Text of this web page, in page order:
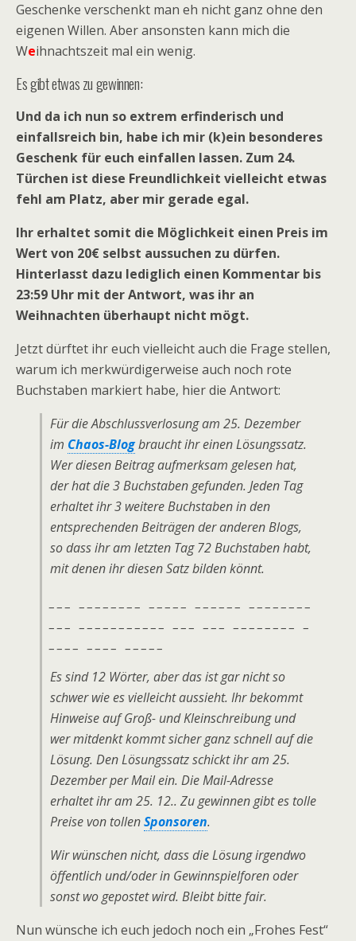
Geschenke verschenkt man eh nicht ganz ohne den
eigenen Willen. Aber ansonsten kann mich die
Weihnachtszeit mal ein wenig.
Es gibt etwas zu gewinnen:
Und da ich nun so extrem erfinderisch und
einfallsreich bin, habe ich mir (k)ein besonderes
Geschenk für euch einfallen lassen. Zum 24.
Türchen ist diese Freundlichkeit vielleicht etwas
fehl am Platz, aber mir gerade egal.
Ihr erhaltet somit die Möglichkeit einen Preis im
Wert von 20€ selbst aussuchen zu dürfen.
Hinterlasst dazu lediglich einen Kommentar bis
23:59 Uhr mit der Antwort, was ihr an
Weihnachten überhaupt nicht mögt.
Jetzt dürftet ihr euch vielleicht auch die Frage stellen,
warum ich merkwürdigerweise auch noch rote
Buchstaben markiert habe, hier die Antwort:
Für die Abschlussverlosung am 25. Dezember
im Chaos-Blogbraucht ihr einen Lösungssatz.
Wer diesen Beitrag aufmerksam gelesen hat,
der hat die 3 Buchstaben gefunden. Jeden Tag
erhaltet ihr 3 weitere Buchstaben in den
entsprechenden Beiträgen der anderen Blogs,
so dass ihr am letzten Tag 72 Buchstaben habt,
mit denen ihr diesen Satz bilden könnt.
Es sind 12 Wörter, aber das ist gar nicht so
schwer wie es vielleicht aussieht. Ihr bekommt
Hinweise auf Groß- und Kleinschreibung und
wer mitdenkt kommt sicher ganz schnell auf die
Lösung. Den Lösungssatz schickt ihr am 25.
Dezember per Mail ein. Die Mail-Adresse
erhaltet ihr am 25. 12.. Zu gewinnen gibt es tolle
Preise von tollenSponsoren.
Wir wünschen nicht, dass die Lösung irgendwo
öffentlich und/oder in Gewinnspielforen oder
sonst wo gepostet wird. Bleibt bitte fair.
Nun wünsche ich euch jedoch noch ein „Frohes Fest“